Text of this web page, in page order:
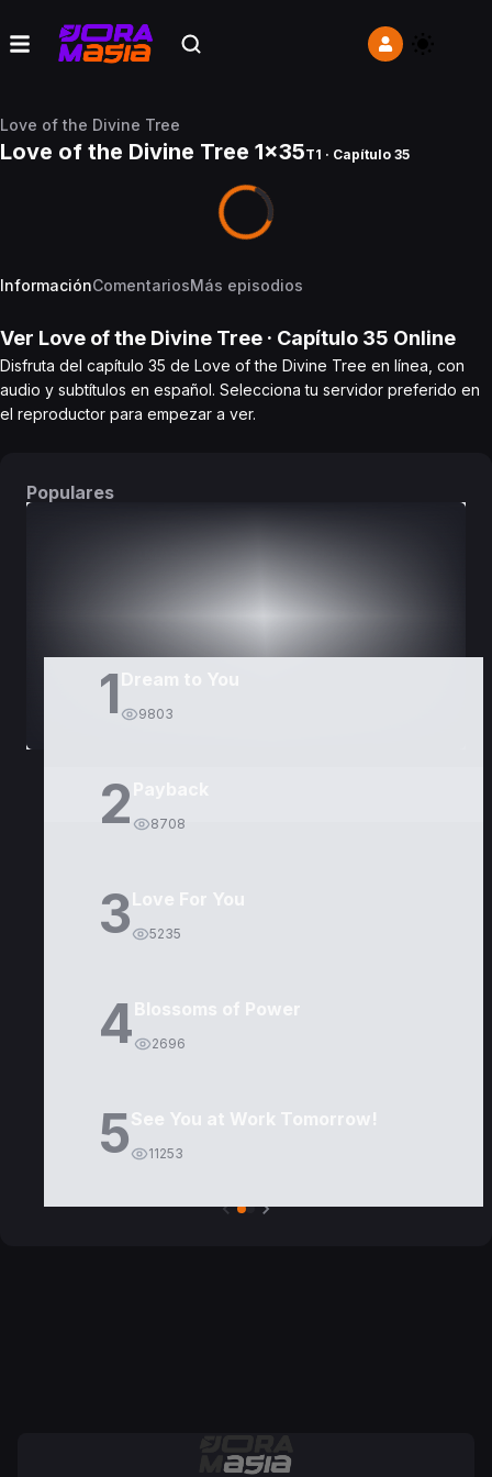
Love of the Divine Tree
Love of the Divine Tree 1x35T1 · Capítulo 35
InformaciónComentariosMás episodios
Ver Love of the Divine Tree · Capítulo 35 Online
Disfruta del capítulo 35 de Love of the Divine Tree en línea, con
audio y subtítulos en español. Selecciona tu servidor preferido en
el reproductor para empezar a ver.
Populares
1 9803
2 8708
3Love For You
5235
4Blossoms of Power
2696
5See You at Work Tomorrow!
11253